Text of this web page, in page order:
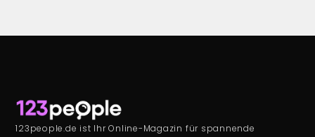
123people.de ist Ihr Online-Magazin für spannende